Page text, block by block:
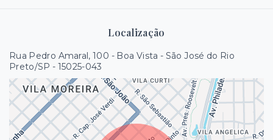
Localização
Rua Pedro Amaral, 100 - Boa Vista - São José do Rio
Preto/SP - 15025-043